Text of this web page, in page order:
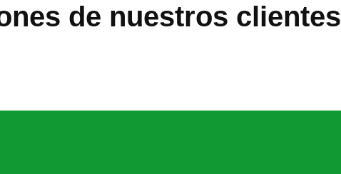
de nuestros clientes